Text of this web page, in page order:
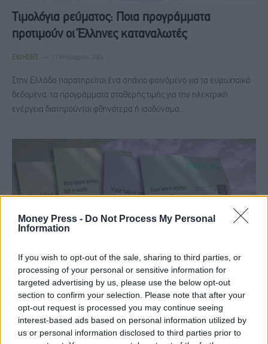
Money Press - Do Not Process My Personal
Information
If you wish to opt-out of the sale, sharing to third parties, or
processing of your personal or sensitive information for
targeted advertising by us, please use the below opt-out
section to confirm your selection. Please note that after your
opt-out request is processed you may continue seeing
interest-based ads based on personal information utilized by
us or personal information disclosed to third parties prior to
Τιμολόγια ρεύματος: Ποια προγράμματα
προτιμούν οι Έλληνες καταναλωτές
ΕΙΔΉΣΕΙΣ 11 Ιανουαρίου, 2026
Στην Ελλάδα παρατηρείται ένα σπάνιο φαινόμενο για τα ευρωπαϊκά
δεδομένα: τα προγράμματα σταθερής τιμής για την ηλεκτρική
ενέργεια διατηρούνται φθηνότερα ή ισοδύναμα…
Ρεύμα με σταθερές χρεώσεις: Το «μπλε
τιμολόγιο» κερδίζει ένα στα τέσσερα νοικοκυριά
ΕΙΔΉΣΕΙΣ 5 Ιανουαρίου, 2026